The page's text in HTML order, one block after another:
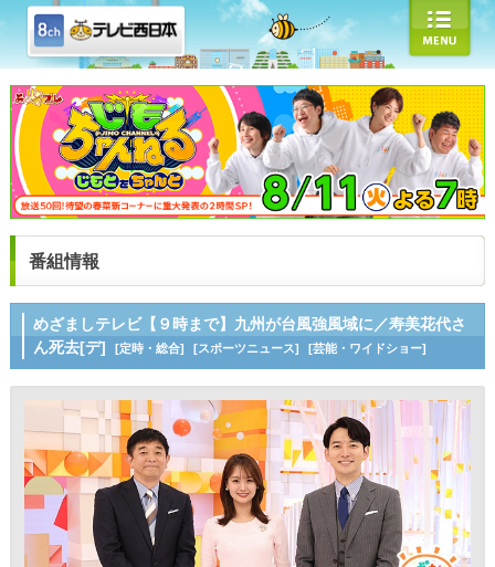
番組情報
めざましテレビ【９時まで】九州が台風強風域に／寿美花代さ
ん死去[デ]
[定時・総合] [スポーツニュース] [芸能・ワイドショー]